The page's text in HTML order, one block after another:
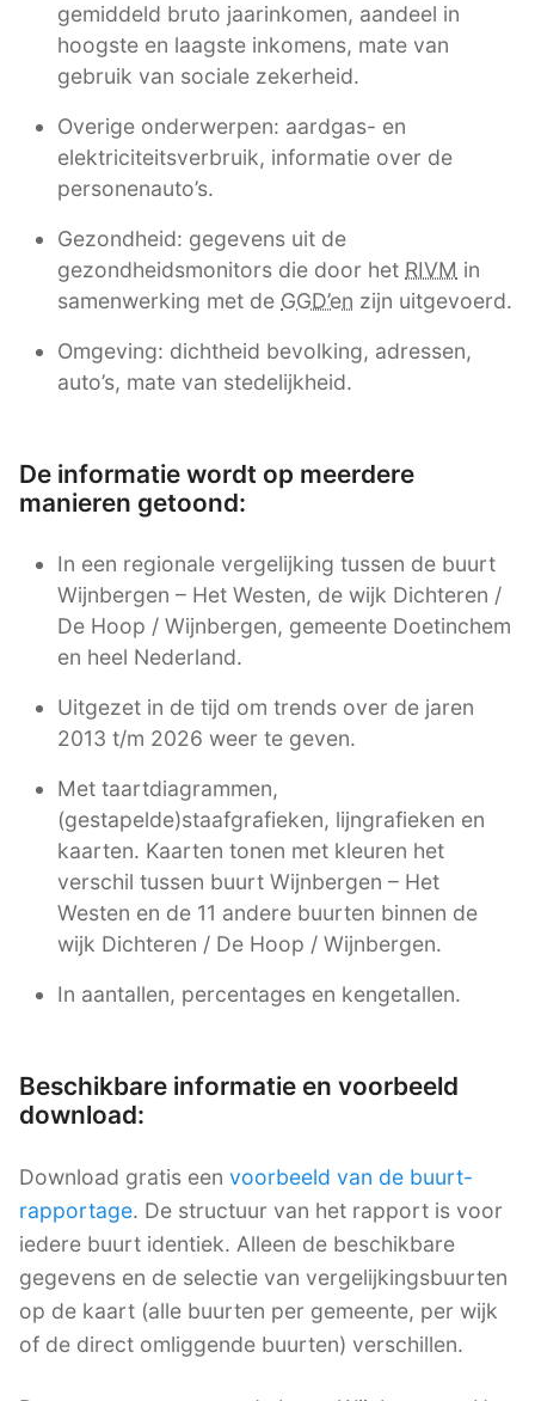
gemiddeld bruto jaarinkomen, aandeel in
hoogste en laagste inkomens, mate van
gebruik van sociale zekerheid.
Overige onderwerpen: aardgas- en
elektriciteitsverbruik, informatie over de
personenauto’s.
Gezondheid: gegevens uit de
gezondheidsmonitors die door het RIVM in
samenwerking met de GGD’en zijn uitgevoerd.
Omgeving: dichtheid bevolking, adressen,
auto’s, mate van stedelijkheid.
De informatie wordt op meerdere
manieren getoond:
In een regionale vergelijking tussen de buurt
Wijnbergen – Het Westen, de wijk Dichteren /
De Hoop / Wijnbergen, gemeente Doetinchem
en heel Nederland.
Uitgezet in de tijd om trends over de jaren
2013 t/m 2026 weer te geven.
Met taartdiagrammen,
(gestapelde)staafgrafieken, lijngrafieken en
kaarten. Kaarten tonen met kleuren het
verschil tussen buurt Wijnbergen – Het
Westen en de 11 andere buurten binnen de
wijk Dichteren / De Hoop / Wijnbergen.
In aantallen, percentages en kengetallen.
Beschikbare informatie en voorbeeld
download:
Download gratis een voorbeeld van de buurt-
rapportage. De structuur van het rapport is voor
iedere buurt identiek. Alleen de beschikbare
gegevens en de selectie van vergelijkingsbuurten
op de kaart (alle buurten per gemeente, per wijk
of de direct omliggende buurten) verschillen.